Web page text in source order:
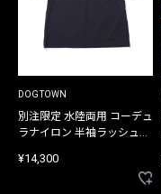
DOGTOWN
別注限定 水陸両用 コーデュ
ラナイロン 半袖ラッシュガ
¥14,300